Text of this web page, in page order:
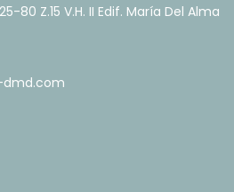
80 Z.15 V.H. II Edif. María Del Alma